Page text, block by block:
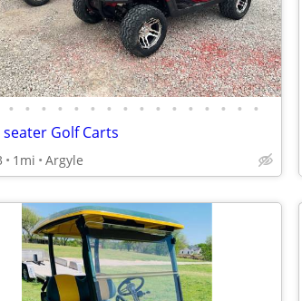
• • • • • • • • • • • • • • • •
seater Golf Carts
1mi Argyle